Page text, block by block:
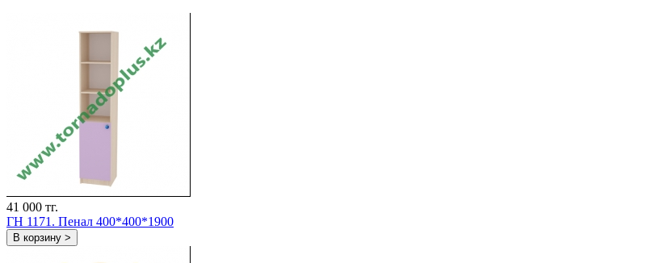
41 000 тг.
ГH 1171. Пенал 400*400*1900
В корзину >